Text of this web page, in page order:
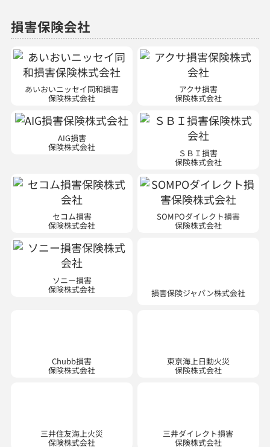
損害保険会社
あいおいニッセイ同和損害
保険株式会社
アクサ損害
保険株式会社
AIG損害
保険株式会社
ＳＢＩ損害
保険株式会社
セコム損害
保険株式会社
SOMPOダイレクト損害
保険株式会社
ソニー損害
保険株式会社